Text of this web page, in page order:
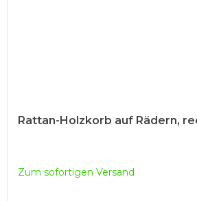
Rattan-Holzkorb auf Rädern,
Zum sofortigen Versand